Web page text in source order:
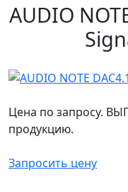
AUDIO
Цена по запросу.
продукцию.
Запросить цену